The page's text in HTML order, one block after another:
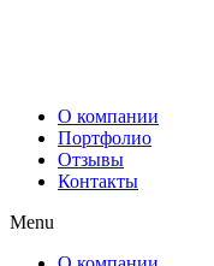
О компании
Портфолио
Отзывы
Контакты
Menu